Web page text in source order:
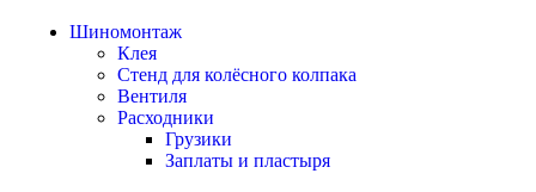
Шиномонтаж
Клея
Стенд для колёсного колпака
Вентиля
Расходники
Грузики
Заплаты и пластыря